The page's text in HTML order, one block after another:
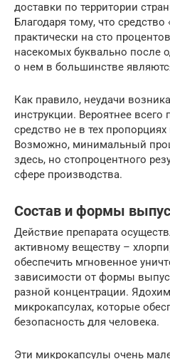
доставки по территории
Благодаря тому, что
практически на сто
насекомых буквально после
о нем в большинстве
Как правило, неудачи
инструкции. Вероятнее всего
средство не в тех
Возможно, минимальный
здесь, но стопроцентного
сфере производства.
Состав и формы
Действие препарата
активному веществу –
обеспечить мгновенное
зависимости от формы
разной концентрации.
микрокапсулах, которые
безопасность для человека.
Эти микрокапсулы очень